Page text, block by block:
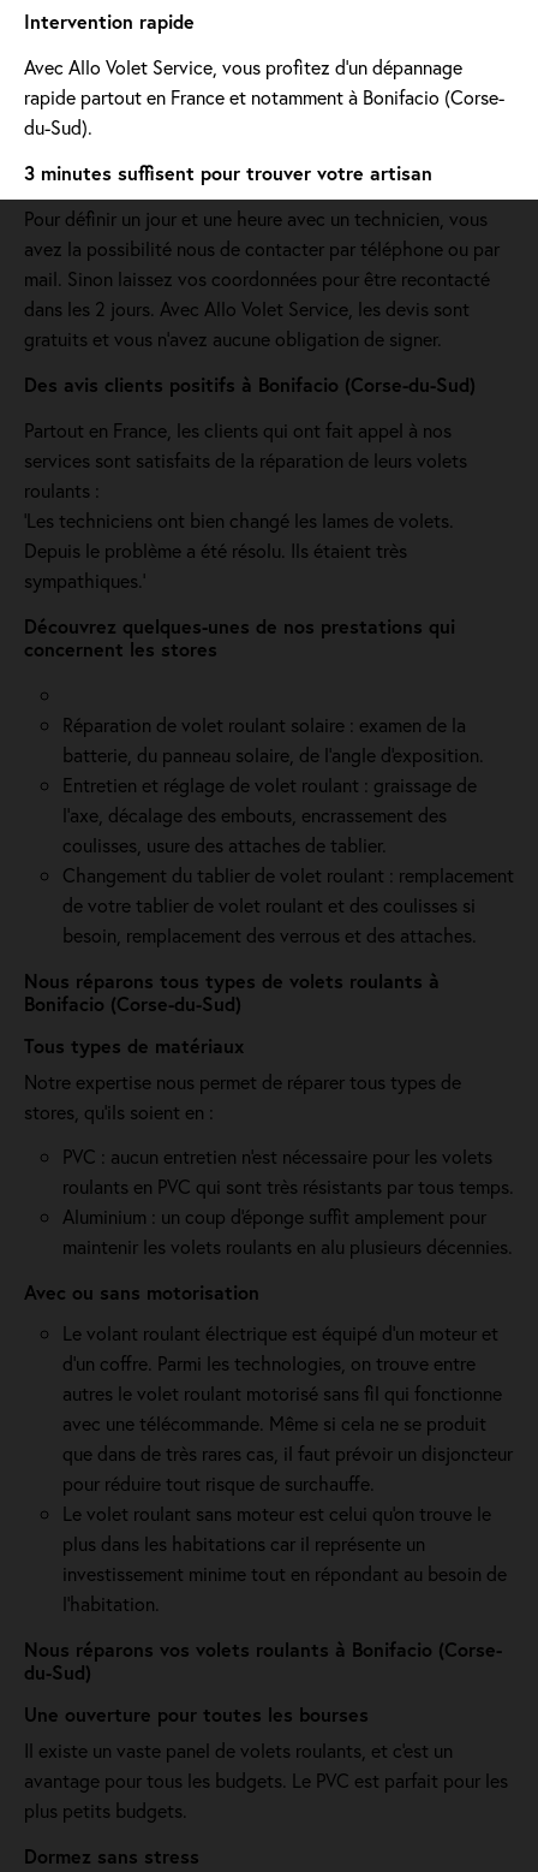
Intervention rapide
Avec Allo Volet Service, vous profitez d'un dépannage
rapide partout en France et notamment à Bonifacio (Corse-
du-Sud).
3 minutes suffisent pour trouver votre artisan
Pour définir un jour et une heure avec un technicien, vous
avez la possibilité nous de contacter par téléphone ou par
mail. Sinon laissez vos coordonnées pour être recontacté
dans les 2 jours. Avec Allo Volet Service, les devis sont
gratuits et vous n'avez aucune obligation de signer.
Des avis clients positifs à Bonifacio (Corse-du-Sud)
Partout en France, les clients qui ont fait appel à nos
services sont satisfaits de la réparation de leurs volets
roulants :
'Les techniciens ont bien changé les lames de volets.
Depuis le problème a été résolu. Ils étaient très
sympathiques.'
Découvrez quelques-unes de nos prestations qui
concernent les stores
Réparation de volet roulant solaire : examen de la
batterie, du panneau solaire, de l'angle d'exposition.
Entretien et réglage de volet roulant : graissage de
l’axe, décalage des embouts, encrassement des
coulisses, usure des attaches de tablier.
Changement du tablier de volet roulant : remplacement
de votre tablier de volet roulant et des coulisses si
besoin, remplacement des verrous et des attaches.
Nous réparons tous types de volets roulants à
Bonifacio (Corse-du-Sud)
Tous types de matériaux
Notre expertise nous permet de réparer tous types de
stores, qu'ils soient en :
PVC : aucun entretien n'est nécessaire pour les volets
roulants en PVC qui sont très résistants par tous temps.
Aluminium : un coup d'éponge suffit amplement pour
maintenir les volets roulants en alu plusieurs décennies.
Avec ou sans motorisation
Le volant roulant électrique est équipé d’un moteur et
d’un coffre. Parmi les technologies, on trouve entre
autres le volet roulant motorisé sans fil qui fonctionne
avec une télécommande. Même si cela ne se produit
que dans de très rares cas, il faut prévoir un disjoncteur
pour réduire tout risque de surchauffe.
Le volet roulant sans moteur est celui qu'on trouve le
plus dans les habitations car il représente un
investissement minime tout en répondant au besoin de
l'habitation.
Nous réparons vos volets roulants à Bonifacio (Corse-
du-Sud)
Une ouverture pour toutes les bourses
Il existe un vaste panel de volets roulants, et c'est un
avantage pour tous les budgets. Le PVC est parfait pour les
plus petits budgets.
Dormez sans stress